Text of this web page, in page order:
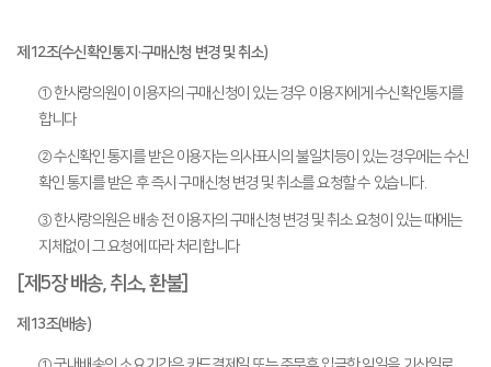
제12조(수신확인통지·구매신청 변경 및 취소)
① 한사랑의원이 이용자의 구매신청이 있는 경우 이용자에게 수신확인통지를
합니다
② 수신확인 통지를 받은 이용자는 의사표시의 불일치등이 있는 경우에는 수신
확인 통지를 받은 후 즉시 구매신청 변경 및 취소를 요청할 수 있습니다.
③ 한사랑의원은 배송 전 이용자의 구매신청 변경 및 취소 요청이 있는 때에는
지체없이 그 요청에 따라 처리합니다
[제5장 배송, 취소, 환불]
제13조(배송)